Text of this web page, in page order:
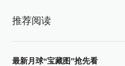
推荐阅读
最新月球“宝藏图”抢先看